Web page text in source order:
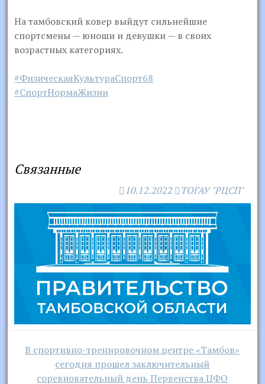
На тамбовский ковер выйдут сильнейшие
спортсмены — юноши и девушки — в своих
возрастных категориях.
#ФизическаяКультураСпорт68
#СпортНормаЖизни
Связанные
10.12.2022 ТОГАУ "РЦСП"
Навигация
записям
В спортивно-тренировочном центре «Тамбов»
сегодня прошел заключительный
соревновательный день Первенства ЦФО